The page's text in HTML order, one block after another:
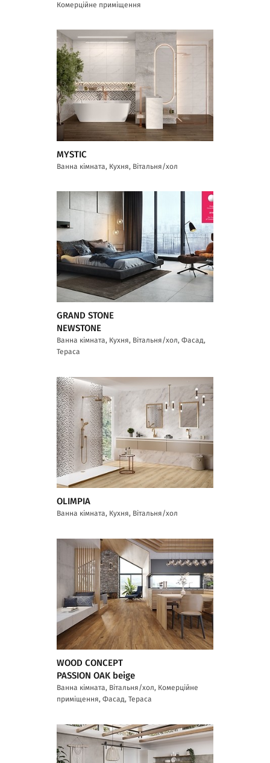
Комерційне приміщення
MYSTIC
Ванна кімната, Кухня, Вітальня/хол
GRAND STONE
NEWSTONE
Ванна кімната, Кухня, Вітальня/хол, Фасад,
Тераса
OLIMPIA
Ванна кімната, Кухня, Вітальня/хол
WOOD CONCEPT
PASSION OAK beige
Ванна кімната, Вітальня/хол, Комерційне
приміщення, Фасад, Тераса